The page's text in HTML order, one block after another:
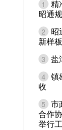
1
精
昭通
2
昭
新样板
3 盐
4 镇
收
5 市
合作
举行